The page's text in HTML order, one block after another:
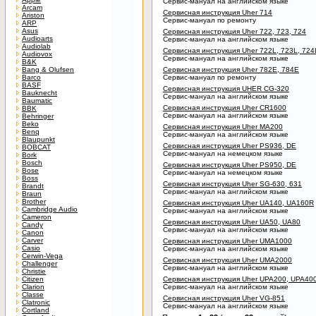
Arcam
Ariston
ARP
Asus
Audioarts
Audiolab
Audiovox
B&K
Bang & Olufsen
Barco
BASF
Bauknecht
Baumatic
BBK
Behringer
Beko
Benq
Blaupunkt
BOBCAT
Bork
Bosch
Bose
Boss
Brandt
Braun
Brother
Cambridge Audio
Cameron
Candy
Canon
Carver
Casio
Cerwin-Vega
Challenger
Christie
Citizen
Clarion
Classe
Clatronic
Cortland
Сервисная инструкция Uher 714
Сервис-мануал по ремонту
Сервисная инструкция Uher 722, 723, 724
Сервис-мануал на английском языке
Сервисная инструкция Uher 722L, 723L,
Сервис-мануал на английском языке
Сервисная инструкция Uher 782E, 784E
Сервис-мануал по ремонту
Сервисная инструкция UHER CG-320
Сервис-мануал на английском языке
Сервисная инструкция Uher CR1600
Сервис-мануал на английском языке
Сервисная инструкция Uher MA200
Сервис-мануал на английском языке
Сервисная инструкция Uher PS936, DE
Сервис-мануал на немецком языке
Сервисная инструкция Uher PS950, DE
Сервис-мануал на немецком языке
Сервисная инструкция Uher SG-630, 631
Сервис-мануал на английском языке
Сервисная инструкция Uher UA140, UA160R
Сервис-мануал на английском языке
Сервисная инструкция Uher UA50, UA80
Сервис-мануал на английском языке
Сервисная инструкция Uher UMA1000
Сервис-мануал на английском языке
Сервисная инструкция Uher UMA2000
Сервис-мануал на английском языке
Сервисная инструкция Uher UPA200,
Сервис-мануал на английском языке
Сервисная инструкция Uher VG-851
Сервис-мануал на английском языке